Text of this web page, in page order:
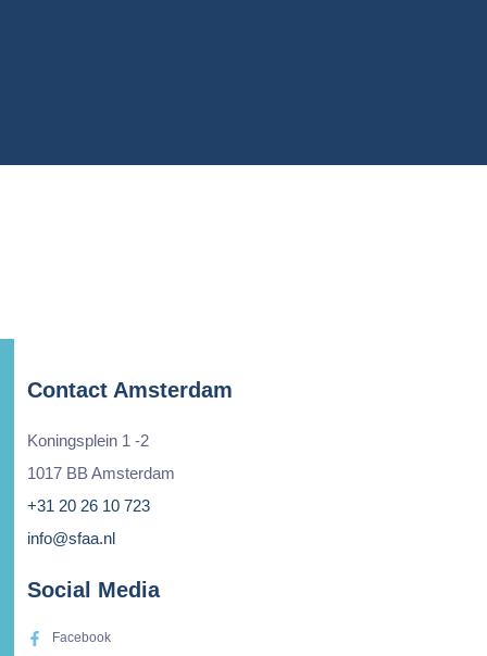
Contact Amsterdam
Koningsplein 1 -2
1017 BB Amsterdam
+31 20 26 10 723
info@sfaa.nl
Social Media
Facebook